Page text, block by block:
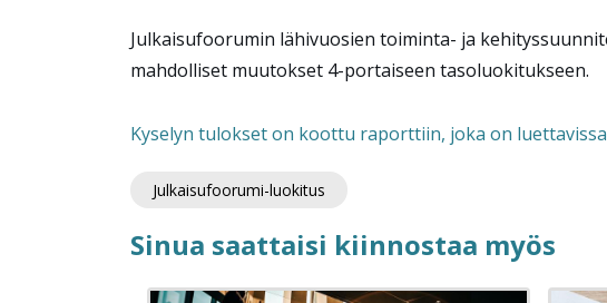
Julkaisufoorumin lähivuosien toiminta- ja
mahdolliset muutokset 4-portaiseen tasoluokitukseen.
Kyselyn tulokset on koottu raporttiin, joka on
Julkaisufoorumi-luokitus
Sinua saattaisi kiinnostaa myös